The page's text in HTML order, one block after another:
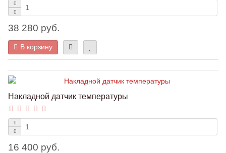
38 280 руб.
В корзину
Накладной датчик температуры
16 400 руб.